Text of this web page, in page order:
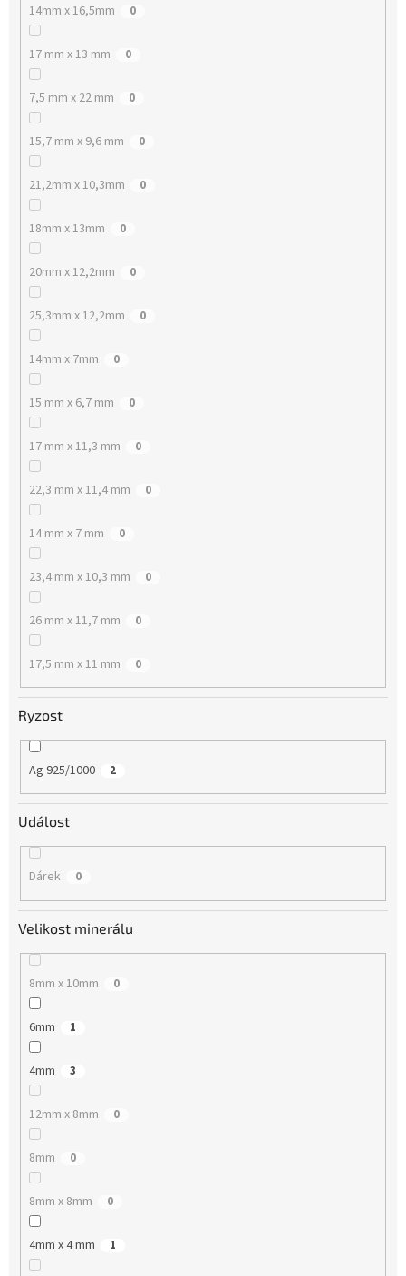
14mm x 16,5mm 0
17 mm x 13 mm 0
7,5 mm x 22 mm 0
15,7 mm x 9,6 mm 0
21,2mm x 10,3mm 0
18mm x 13mm 0
20mm x 12,2mm 0
25,3mm x 12,2mm 0
14mm x 7mm 0
15 mm x 6,7 mm 0
17 mm x 11,3 mm 0
22,3 mm x 11,4 mm 0
14 mm x 7 mm 0
23,4 mm x 10,3 mm 0
26 mm x 11,7 mm 0
17,5 mm x 11 mm 0
Ryzost
Ag 925/1000 2
Událost
Dárek 0
Velikost minerálu
8mm x 10mm 0
6mm 1
4mm 3
12mm x 8mm 0
8mm 0
8mm x 8mm 0
4mm x 4 mm 1